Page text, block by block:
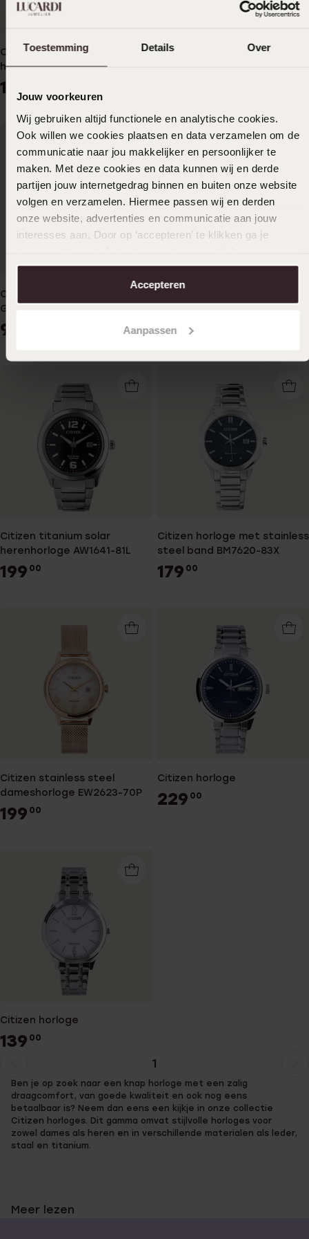
Toestemming Details Over
Jouw voorkeuren
Wij gebruiken altijd functionele en analytische cookies.
Ook willen we cookies plaatsen en data verzamelen om de
communicatie naar jou makkelijker en persoonlijker te
maken. Met deze cookies en data kunnen wij en derde
partijen jouw internetgedrag binnen en buiten onze website
volgen en verzamelen. Hiermee passen wij en derden
onze website, advertenties en communicatie aan jouw
interesses aan. Door op ‘accepteren’ te klikken ga je
aanpassen. Lees er meer over in onscookiebeleid.
Accepteren
Aanpassen
Citizen stainless steel
herenhorloge model
CA4420-21X
189
Citizen Dames Horloge
Citizen Heren Horloge
Goudkleurig BF2013-56PE
99 119 00
Citizen titanium solar
herenhorloge AW1641-81L
199 00
Citizen horloge met stainless
steel band BM7620-83X
179 00
Citizen stainless steel
dameshorloge EW2623-70P
199 00
Citizen horloge
229 00
Citizen horloge
139 00
pagina
1
naar
pagina
Ben je op zoek naar een knap horloge met een zalig
draagcomfort, van goede kwaliteit en ook nog eens
betaalbaar is? Neem dan eens een kijkje in onze collectie
Citizen horloges. Dit gamma omvat stijlvolle horloges voor
zowel dames als heren en in verschillende materialen als leder,
staal en titanium.
Citizen horloges: betaalbare
Meer lezen